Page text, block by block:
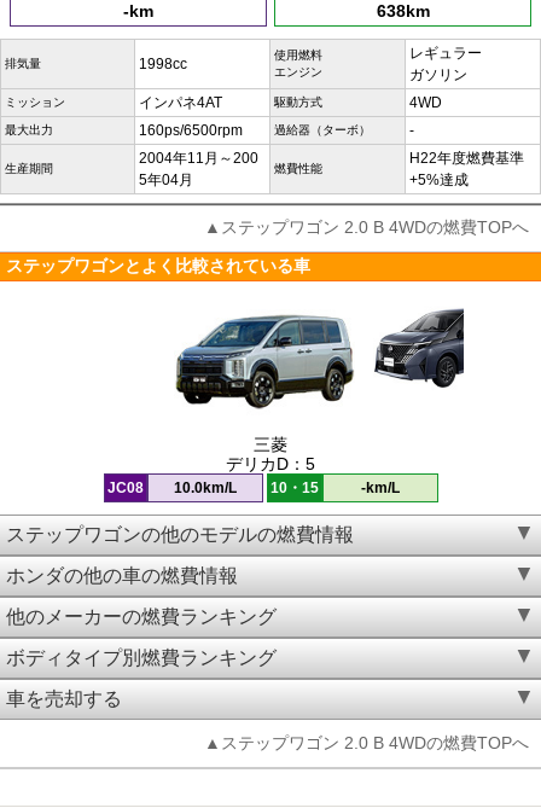
-km 638km
排気量 1998cc
使用燃料
エンジン
レギュラー
ガソリン
ミッション インパネ4AT 駆動方式 4WD
最大出力 160ps/6500rpm 過給器（ターボ） -
生産期間
2004年11月～200
5年04月
燃費性能
H22年度燃費基準
+5%達成
▲ステップワゴン 2.0 B 4WDの燃費TOPへ
ステップワゴンとよく比較されている車
三菱
デリカD：5
JC08 10.0km/L 10・15 -km/L
ステップワゴンの他のモデルの燃費情報
ホンダの他の車の燃費情報
他のメーカーの燃費ランキング
ボディタイプ別燃費ランキング
車を売却する
▲ステップワゴン 2.0 B 4WDの燃費TOPへ